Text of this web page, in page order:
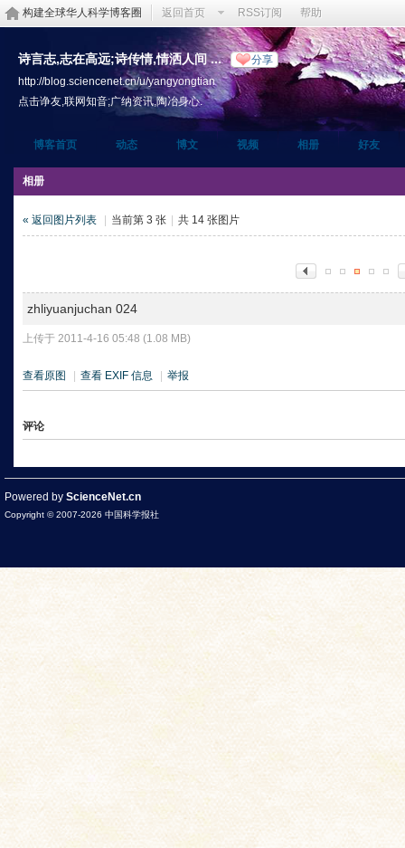
构建全球华人科学博客圈 返回首页 RSS订阅 帮助
诗言志,志在高远;诗传情,情洒人间 ... 分享
http://blog.sciencenet.cn/u/yangyongtian
点击诤友,联网知音;广纳资讯,陶冶身心.
博客首页 动态 博文 视频 相册 好友
相册
« 返回图片列表 当前第 3 张 共 14 张图片
zhliyuanjuchan 024
上传于 2011-4-16 05:48 (1.08 MB)
查看原图 查看 EXIF 信息 举报
评论
Powered by ScienceNet.cn
Copyright © 2007-2026 中国科学报社